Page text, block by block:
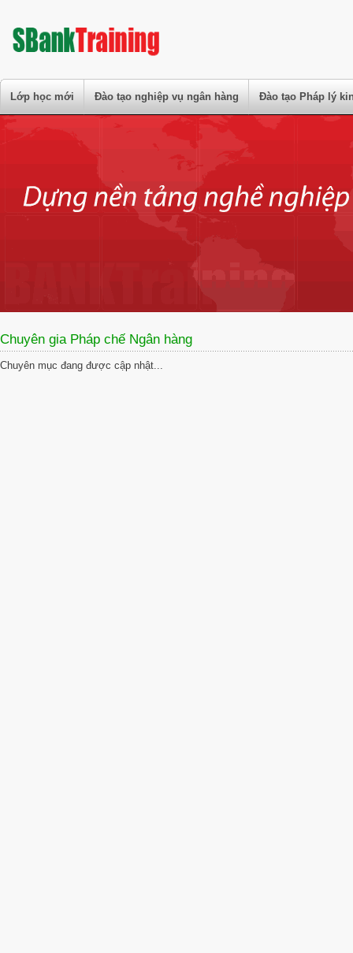
Lớp học mới Đào tạo nghiệp vụ ngân hàng Đào tạo Pháp lý
Chuyên gia Pháp chế Ngân hàng
Chuyên mục đang được cập nhật...